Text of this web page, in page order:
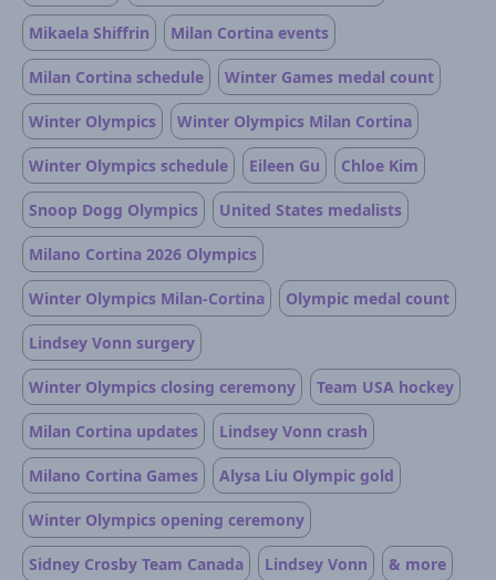
Mikaela Shiffrin Milan Cortina events
Milan Cortina schedule Winter Games medal count
Winter Olympics Winter Olympics Milan Cortina
Winter Olympics schedule Eileen Gu Chloe Kim
Snoop Dogg Olympics United States medalists
Milano Cortina 2026 Olympics
Winter Olympics Milan-Cortina Olympic medal count
Lindsey Vonn surgery
Winter Olympics closing ceremony Team USA hockey
Milan Cortina updates Lindsey Vonn crash
Milano Cortina Games Alysa Liu Olympic gold
Winter Olympics opening ceremony
Sidney Crosby Team Canada Lindsey Vonn & more